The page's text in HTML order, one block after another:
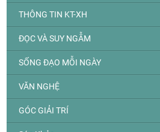
THÔNG TIN KT-XH
ĐỌC VÀ SUY NGẪM
SỐNG ĐẠO MỖI NGÀY
VĂN NGHỆ
GÓC GIẢI TRÍ